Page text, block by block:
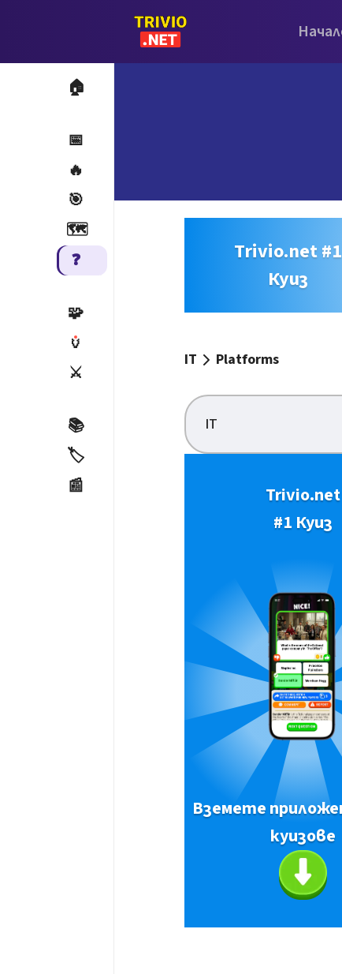
🏠
📅
🔥
🎯
🗺️
❓
🧩
🏺
⚔️
📚
🏷️
📰
Trivio.net #1
Куиз
IT Platforms
IT
Trivio.net
#1 Куиз
Вземете
куизове